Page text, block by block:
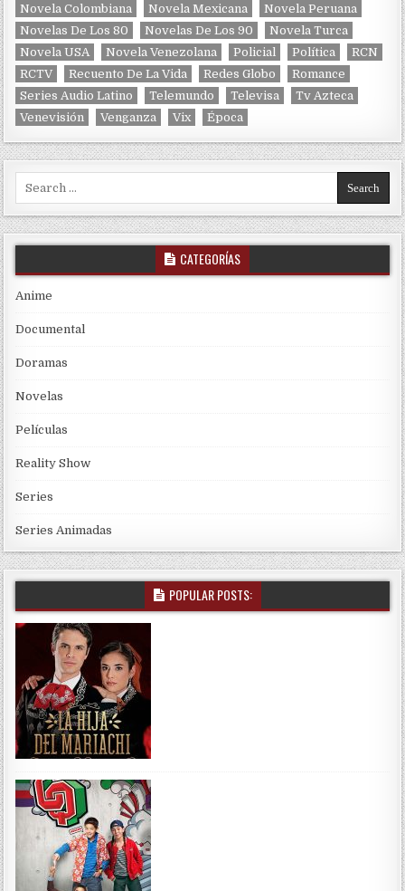
Novela Colombiana Novela Mexicana
Novela Peruana
Novelas De Los 80
Novelas De Los 90
Novela Turca
Novela USA
Novela Venezolana Policial Política
RCN
RCTV
Recuento De La Vida Redes Globo
Romance
Series Audio Latino
Telemundo Televisa
Tv Azteca
Venevisión
Venganza Vix Época
Search for:
CATEGORÍAS
Anime
Documental
Doramas
Novelas
Películas
Reality Show
Series
Series Animadas
POPULAR POSTS: